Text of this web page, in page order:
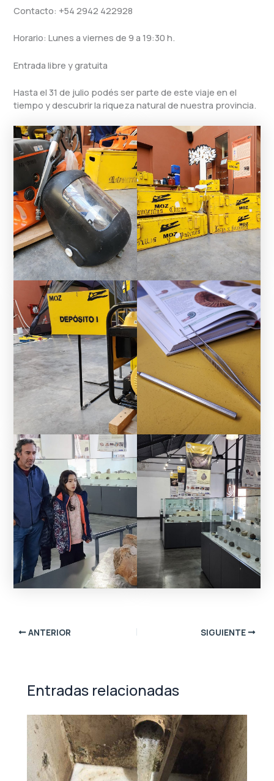
Contacto: +54 2942 422928
Horario: Lunes a viernes de 9 a 19:30 h.
Entrada libre y gratuita
Hasta el 31 de julio podés ser parte de este viaje en el
tiempo y descubrir la riqueza natural de nuestra provincia.
ANTERIOR SIGUIENTE
Entradas relacionadas